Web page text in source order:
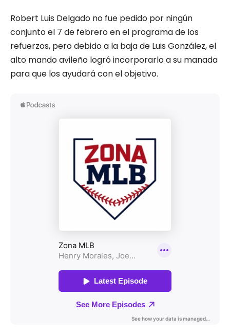
Robert Luis Delgado no fue pedido por ningún
conjunto el 7 de febrero en el programa de los
refuerzos, pero debido a la baja de Luis González, el
alto mando avileño logró incorporarlo a su manada
para que los ayudará con el objetivo.